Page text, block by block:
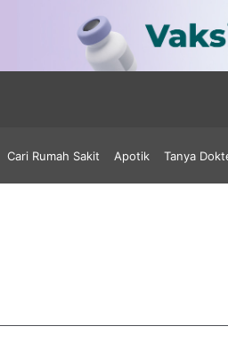
Cari Rumah Sakit Apotik Tanya